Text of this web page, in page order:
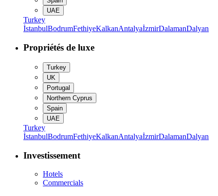
UAE
Turkey
İstanbulBodrumFethiyeKalkanAntalyaİzmirDalamanDalyan
Propriétés de luxe
Turkey
UK
Portugal
Northern Cyprus
Spain
UAE
Turkey
İstanbulBodrumFethiyeKalkanAntalyaİzmirDalamanDalyan
Investissement
Hotels
Commercials